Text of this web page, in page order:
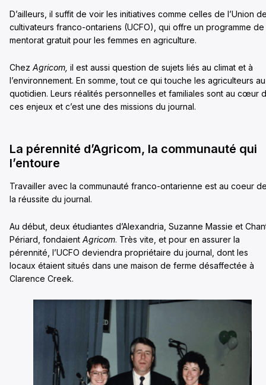
D’ailleurs, il suffit de voir les initiatives comme celles de l’Union
cultivateurs franco-ontariens (UCFO), qui offre un programme de
mentorat gratuit pour les femmes en agriculture.
Chez Agricom, il est aussi question de sujets liés au climat et à
l’environnement. En somme, tout ce qui touche les agriculteurs au
quotidien. Leurs réalités personnelles et familiales sont au cœur
ces enjeux et c’est une des missions du journal.
La pérennité d’Agricom, la communauté qui
l’entoure
Travailler avec la communauté franco-ontarienne est au coeur
la réussite du journal.
Au début, deux étudiantes d’Alexandria, Suzanne Massie et
Périard, fondaient Agricom. Très vite, et pour en assurer la
pérennité, l’UCFO deviendra propriétaire du journal, dont les
locaux étaient situés dans une maison de ferme désaffectée à
Clarence Creek.